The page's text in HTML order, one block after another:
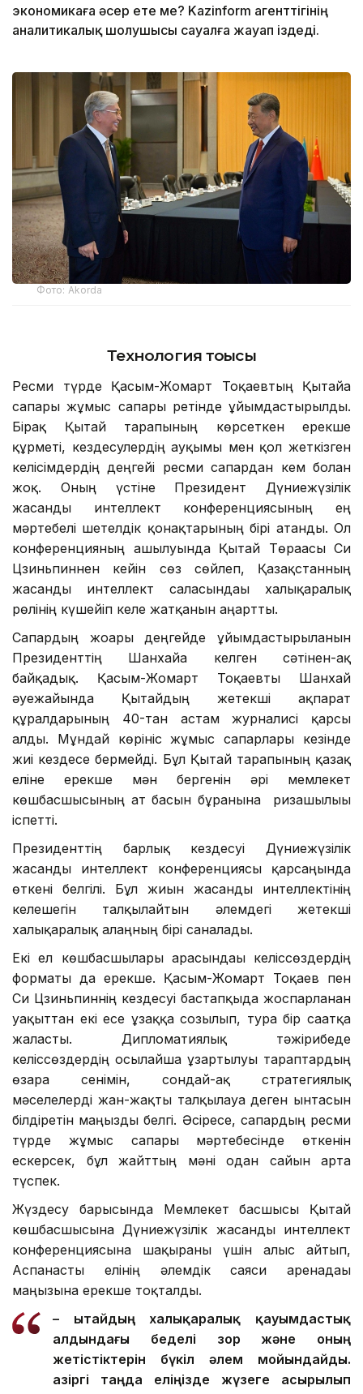
экономикаға әсер ете ме? Kazinform агенттігінің
аналитикалық шолушысы сауалға жауап іздеді.
Фото: Аkorda
Технология тоғысы
Ресми түрде Қасым-Жомарт Тоқаевтың Қытайға
сапары жұмыс сапары ретінде ұйымдастырылды.
Бірақ Қытай тарапының көрсеткен ерекше
құрметі, кездесулердің ауқымы мен қол жеткізген
келісімдердің деңгейі ресми сапардан кем болған
жоқ. Оның үстіне Президент Дүниежүзілік
жасанды интеллект конференциясының ең
мәртебелі шетелдік қонақтарының бірі атанды. Ол
конференцияның ашылуында Қытай Төрағасы Си
Цзиньпиннен кейін сөз сөйлеп, Қазақстанның
жасанды интеллект саласындағы халықаралық
рөлінің күшейіп келе жатқанын аңғартты.
Сапардың жоғары деңгейде ұйымдастырылғанын
Президенттің Шанхайға келген сәтінен-ақ
байқадық. Қасым-Жомарт Тоқаевты Шанхай
әуежайында Қытайдың жетекші ақпарат
құралдарының 40-тан астам журналисі қарсы
алды. Мұндай көрініс жұмыс сапарлары кезінде
жиі кездесе бермейді. Бұл Қытай тарапының қазақ
еліне ерекше мән бергенін әрі мемлекет
көшбасшысының ат басын бұрғанына ризашылығы
іспетті.
Президенттің барлық кездесуі Дүниежүзілік
жасанды интеллект конференциясы қарсаңында
өткені белгілі. Бұл жиын жасанды интеллектінің
келешегін талқылайтын әлемдегі жетекші
халықаралық алаңның бірі саналады.
Екі ел көшбасшылары арасындағы келіссөздердің
форматы да ерекше. Қасым-Жомарт Тоқаев пен
Си Цзиньпиннің кездесуі бастапқыда жоспарланған
уақыттан екі есе ұзаққа созылып, тура бір сағатқа
жалғасты. Дипломатиялық тәжірибеде
келіссөздердің осылайша ұзартылуы тараптардың
өзара сенімін, сондай-ақ стратегиялық
мәселелерді жан-жақты талқылауға деген ынтасын
білдіретін маңызды белгі. Әсіресе, сапардың ресми
түрде жұмыс сапары мәртебесінде өткенін
ескерсек, бұл жайттың мәні одан сайын арта
түспек.
Жүздесу барысында Мемлекет басшысы Қытай
көшбасшысына Дүниежүзілік жасанды интеллект
конференциясына шақырғаны үшін алғыс айтып,
Аспанасты елінің әлемдік саяси аренадағы
маңызына ерекше тоқталды.
– Қытайдың халықаралық қауымдастық
алдындағы беделі зор және оның
жетістіктерін бүкіл әлем мойындайды.
Қазіргі таңда еліңізде жүзеге асырылып